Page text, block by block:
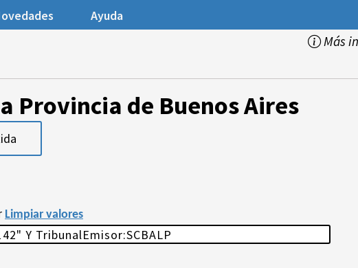
Ayuda
Más
Provincia de Buenos Aires
Limpiar valores